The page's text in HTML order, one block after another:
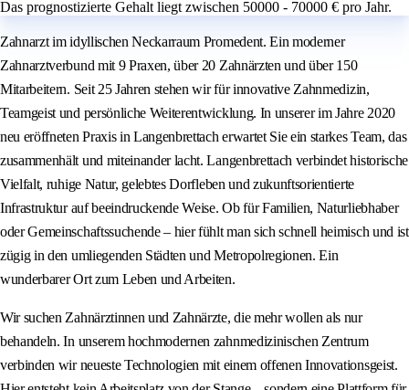
Das prognostizierte Gehalt liegt zwischen 50000 - 70000 € pro Jahr.
Zahnarzt im idyllischen Neckarraum Promedent. Ein moderner
Zahnarztverbund mit 9 Praxen, über 20 Zahnärzten und über 150
Mitarbeitern. Seit 25 Jahren stehen wir für innovative Zahnmedizin,
Teamgeist und persönliche Weiterentwicklung. In unserer im Jahre 2020
neu eröffneten Praxis in Langenbrettach erwartet Sie ein starkes Team, das
zusammenhält und miteinander lacht. Langenbrettach verbindet historische
Vielfalt, ruhige Natur, gelebtes Dorfleben und zukunftsorientierte
Infrastruktur auf beeindruckende Weise. Ob für Familien, Naturliebhaber
oder Gemeinschaftssuchende – hier fühlt man sich schnell heimisch und ist
zügig in den umliegenden Städten und Metropolregionen. Ein
wunderbarer Ort zum Leben und Arbeiten.
Wir suchen Zahnärztinnen und Zahnärzte, die mehr wollen als nur
behandeln. In unserem hochmodernen zahnmedizinischen Zentrum
verbinden wir neueste Technologien mit einem offenen Innovationsgeist.